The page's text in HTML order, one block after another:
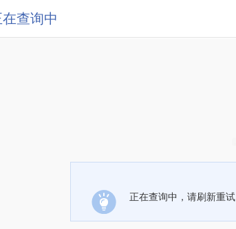
在查询中
正在查询中，请刷新重试